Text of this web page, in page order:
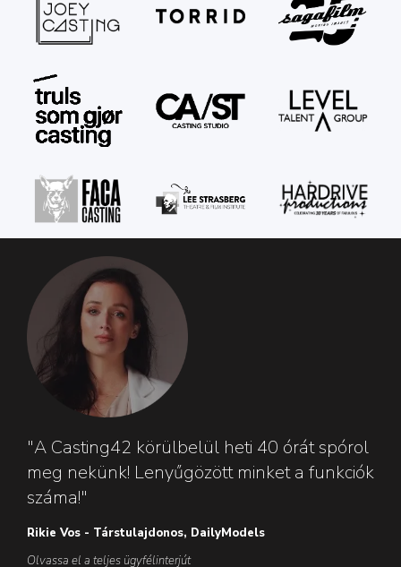
"A Casting42 körülbelül heti 40 órát spórol
meg nekünk! Lenyűgözött minket a funkciók
száma!"
Rikie Vos - Társtulajdonos, DailyModels
Olvassa el a teljes ügyfélinterjút